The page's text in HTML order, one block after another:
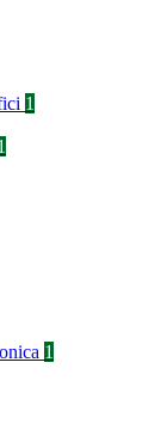
1
1